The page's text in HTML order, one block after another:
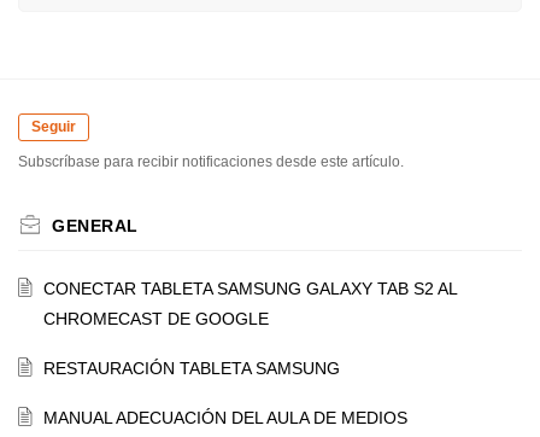
Seguir
Subscríbase para recibir notificaciones desde este artículo.
GENERAL
CONECTAR TABLETA SAMSUNG GALAXY TAB S2 AL
CHROMECAST DE GOOGLE
RESTAURACIÓN TABLETA SAMSUNG
MANUAL ADECUACIÓN DEL AULA DE MEDIOS